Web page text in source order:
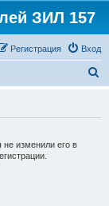
ЗИЛ 157
Вход
Регистрация
изменили его в